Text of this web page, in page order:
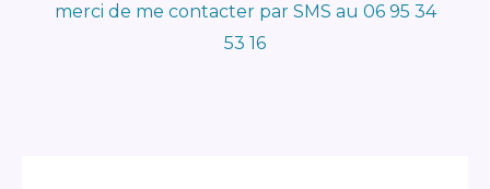
merci de me contacter par SMS au 06 95 34
53 16